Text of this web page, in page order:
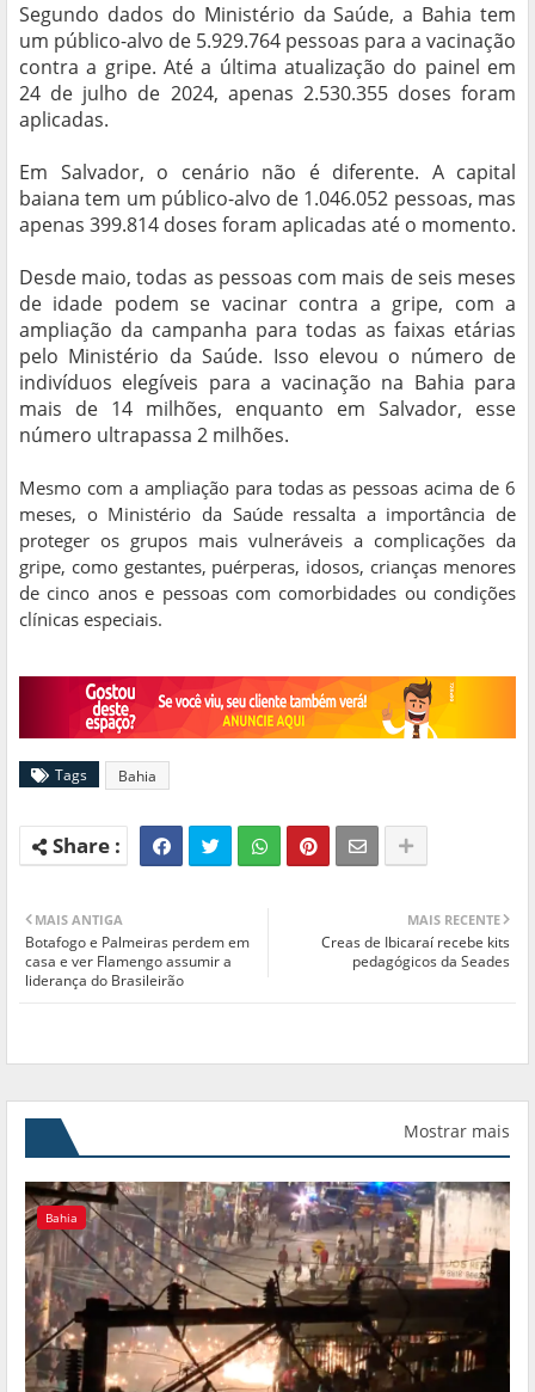
Segundo dados do Ministério da Saúde, a Bahia tem
um público-alvo de 5.929.764 pessoas para a vacinação
contra a gripe. Até a última atualização do painel em
24 de julho de 2024, apenas 2.530.355 doses foram
aplicadas.
Em Salvador, o cenário não é diferente. A capital
baiana tem um público-alvo de 1.046.052 pessoas, mas
apenas 399.814 doses foram aplicadas até o momento.
Desde maio, todas as pessoas com mais de seis meses
de idade podem se vacinar contra a gripe, com a
ampliação da campanha para todas as faixas etárias
pelo Ministério da Saúde. Isso elevou o número de
indivíduos elegíveis para a vacinação na Bahia para
mais de 14 milhões, enquanto em Salvador, esse
número ultrapassa 2 milhões.
Mesmo com a ampliação para todas as pessoas acima de 6
meses, o Ministério da Saúde ressalta a importância de
proteger os grupos mais vulneráveis a complicações da
gripe, como gestantes, puérperas, idosos, crianças menores
de cinco anos e pessoas com comorbidades ou condições
clínicas especiais.
Tags Bahia
MAIS RECENTE
Creas de Ibicaraí recebe kits
pedagógicos da Seades
MAIS ANTIGA
Botafogo e Palmeiras perdem em
casa e ver Flamengo assumir a
liderança do Brasileirão
Mostrar mais
Bahia